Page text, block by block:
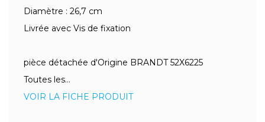
Diamètre : 26,7 cm
Livrée avec Vis de fixation
pièce détachée d'Origine BRANDT 52X6225
Toutes les...
VOIR LA FICHE PRODUIT